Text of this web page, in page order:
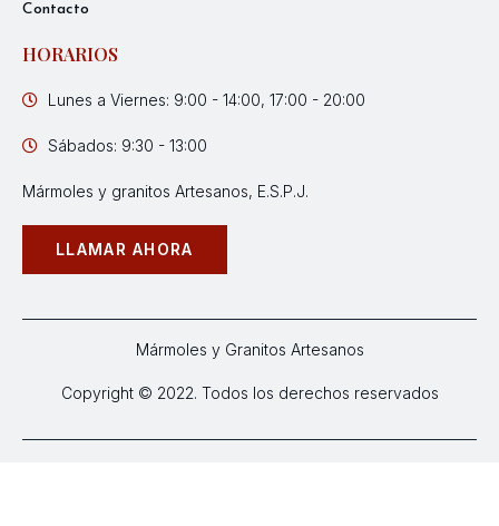
Contacto
HORARIOS
Lunes a Viernes: 9:00 - 14:00, 17:00 - 20:00
Sábados: 9:30 - 13:00
Mármoles y granitos Artesanos, E.S.P.J.
LLAMAR AHORA
Mármoles y Granitos Artesanos
Copyright © 2022. Todos los derechos reservados